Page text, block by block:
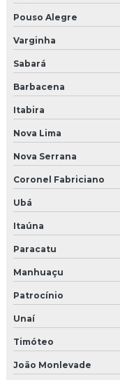
Pouso Alegre
Varginha
Sabará
Barbacena
Itabira
Nova Lima
Nova Serrana
Coronel Fabriciano
Ubá
Itaúna
Paracatu
Manhuaçu
Patrocínio
Unaí
Timóteo
João Monlevade